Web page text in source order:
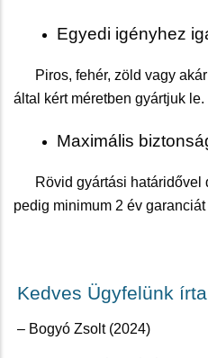
Egyedi igényhez
Piros, fehér, zöld vagy akár
által kért méretben gyártjuk le.
Maximális
Rövid gyártási határidővel
pedig minimum 2 év
Kedves Ügyfelünk
– Bogyó Zsolt (2024)